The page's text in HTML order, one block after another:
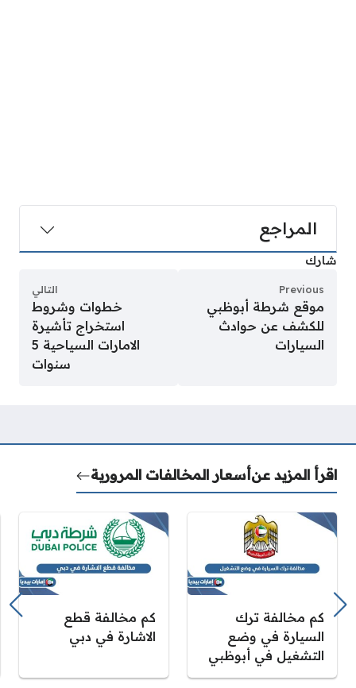
المراجع
شارك
Previous
موقع شرطة أبوظبي
للكشف عن حوادث
السيارات
التالي
خطوات وشروط
استخراج تأشيرة
الامارات السياحية 5
سنوات
اقرأ المزيد عنأسعار المخالفات المرورية
كم مخالفة ترك
السيارة في وضع
التشغيل في أبوظبي
كم مخالفة قطع
الاشارة في دبي